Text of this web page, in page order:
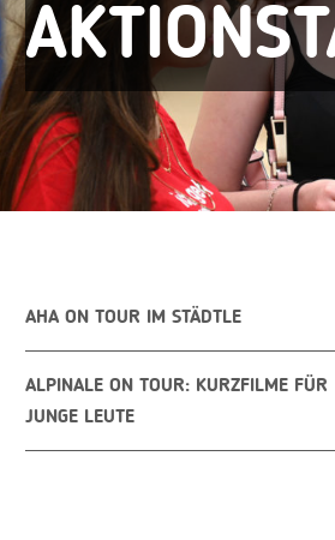
AHA ON TOUR IM STÄDTLE
ALPINALE ON TOUR: KURZFILME FÜR
JUNGE LEUTE